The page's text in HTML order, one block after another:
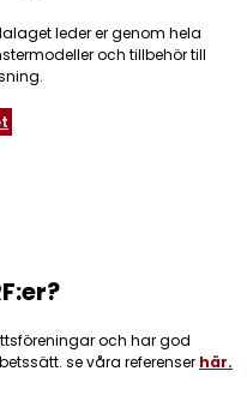
leder er genom hela
och tillbehör till
och har god
se våra referenser här.